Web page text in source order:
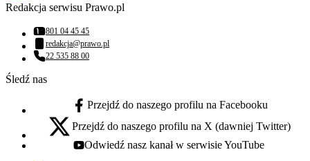
Redakcja serwisu Prawo.pl
Numer telefonu:
801 04 45 45
Adres email:
redakcja@prawo.pl
Numer telefonu:
22 535 88 00
Śledź nas
facebook - otwiera się w nowej karcie
Przejdź do naszego profilu na Facebooku
x - otwiera się w nowej karcie
Przejdź do naszego profilu na X (dawniej Twitter)
youtube - otwiera się w nowej karcie
Odwiedź nasz kanał w serwisie YouTube